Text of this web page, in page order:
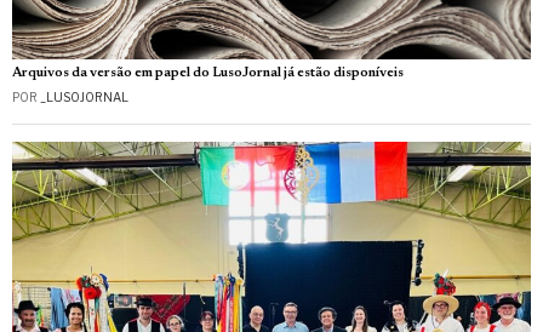
Arquivos da versão em papel do LusoJornal já estão disponíveis
POR _LUSOJORNAL